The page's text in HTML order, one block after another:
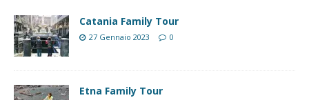
Catania Family Tour
27 Gennaio 2023 0
Etna Family Tour